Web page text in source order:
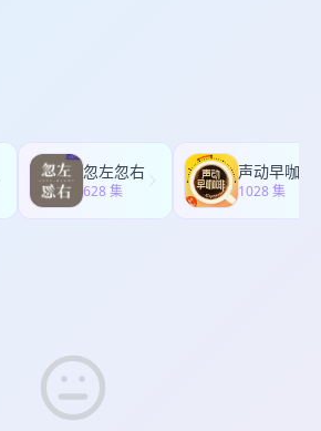
忽左忽右
628 集
声动早咖啡
1028 集